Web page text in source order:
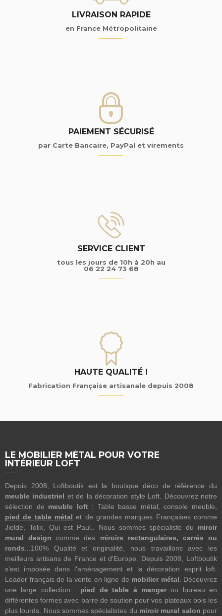
LIVRAISON RAPIDE
en France Métropolitaine
PAIEMENT SÉCURISÉ
par Carte Bancaire, PayPal et virements
SERVICE CLIENT
tous les jours de 10h à 20h au
06 22 24 73 68
HAUTE QUALITÉ !
Fabrication Française artisanale depuis 2008
LE MOBILIER MÉTAL POUR VOTRE
INTÉRIEUR LOFT
Depuis 2008, Loftboutik est la boutique déco de référence du
meuble industriel et de la décoration style Loft. Découvrez notre
sélection de meuble loft: Table basse métal, console meuble,
pied de table métal et de grandes marques Françaises comme
Jielde, Tolix, Qui est Paul.. Nous sommes spécialiste du miroir
mural design comme des miroirs rectangulaires, carrés ou
ronds ...100% Qualité et originalité, nous travaillons avec les
meilleurs artisans de France et d'Europe. Depuis 2008, Loftboutik
s'est imposée dans l'aménagement et la décoration esprit loft.
Leader français de la vente en ligne de mobilier métal . Découvrez
une large collection : pied de table à mangerou bureau en
différentes formes avec barre de soutien pour vos plateaux bois les
plus lourds. Nous sommes spécialistes du miroir mural salon pour